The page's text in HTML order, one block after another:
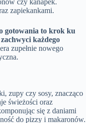
czy kanapek.
zapiekankami.
gotowania to krok ku
każdego
zupełnie nowego
zupy czy sosy, znacząco
świeżości oraz
się z daniami
do pizzy i makaronów.